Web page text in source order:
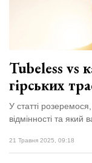
29
Персона
Лайф
Афіша
ZONE 18+
Tubeless vs
гірських
У статті
відмінності та
21 Травня 2025, 09:18